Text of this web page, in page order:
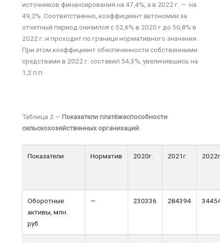
источников финансирования на 47,4%, а в 2022 г. — на
49,2%. Соответственно, коэффициент автономии за
отчетный период снизился с 52,6% в 2020 г до 50,8% в
2022 г. и проходит по границе нормативного значения.
При этом коэффициент обеспеченности собственными
средствами в 2022 г. составил 54,3%, увеличившись на
1,2 п.п.
Таблица 2 — Показатели платёжеспособности
сельскохозяйственных организаций
Показатели Норматив 2020г. 2021г.
Оборотные
активы, млн.
руб.
— 230336 284394